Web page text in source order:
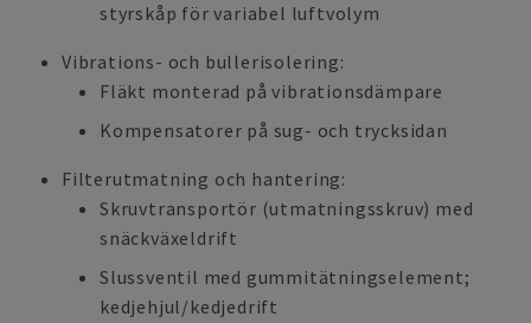
styrskåp för variabel luftvolym
Vibrations- och bullerisolering:
Fläkt monterad på vibrationsdämpare
Kompensatorer på sug- och trycksidan
Filterutmatning och hantering:
Skruvtransportör (utmatningsskruv) med
snäckväxeldrift
Slussventil med gummitätningselement;
kedjehjul/kedjedrift